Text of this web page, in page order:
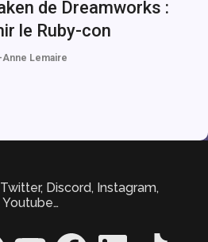
de Dreamworks :
le Ruby-con
Anne Lemaire
Discord, Instagram,
Youtube…
YouTube FacebookLinkedIn TikTok